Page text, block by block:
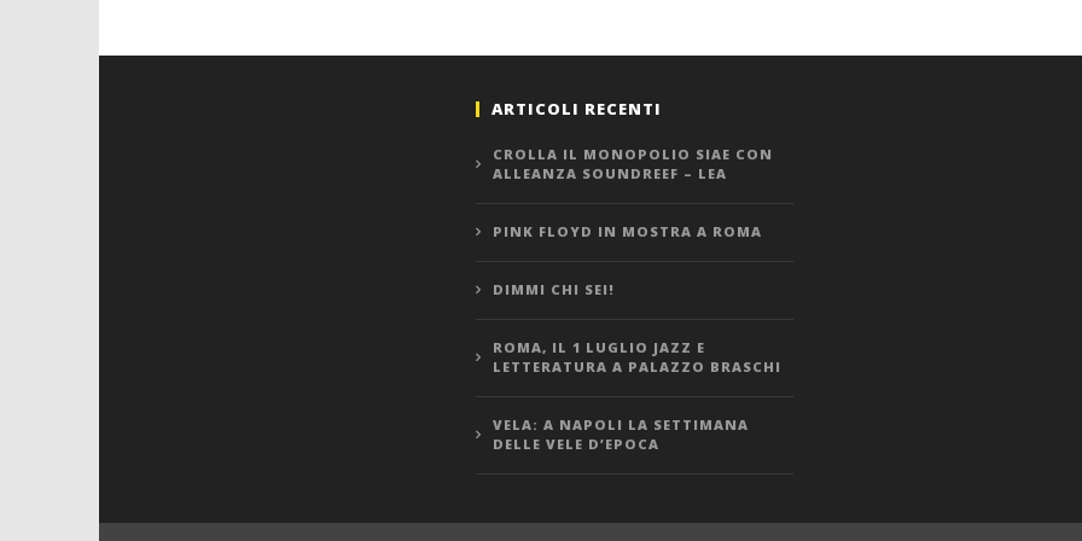
ARTICOLI RECENTI
CROLLA IL MONOPOLIO SIAE CON
ALLEANZA SOUNDREEF – LEA
PINK FLOYD IN MOSTRA A ROMA
DIMMI CHI SEI!
ROMA, IL 1 LUGLIO JAZZ E
LETTERATURA A PALAZZO BRASCHI
VELA: A NAPOLI LA SETTIMANA
DELLE VELE D’EPOCA